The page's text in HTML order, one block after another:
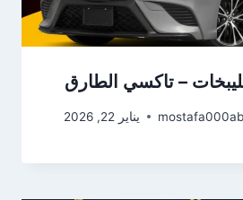
– تاكسي الطارق
يناير 22, 2026